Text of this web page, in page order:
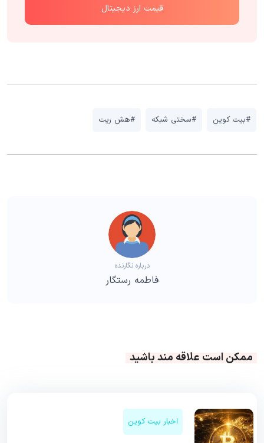
قیمت ارز دیجیتال
#بیت کوین #سختی شبکه #هش ریت
درباره نگارنده
فاطمه رستگار
ممکن است علاقه مند باشید
اخبار بیت کوین